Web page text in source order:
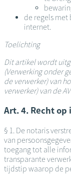
de regels met
internet.
Toelichting
Dit artikel wordt
(Verwerking onder
de verwerker) van
verwerker) van de
Art. 4. Recht
§ 1. De notaris
van
toegang tot alle
transparante
tijdstip waarop de